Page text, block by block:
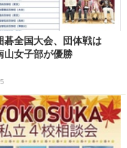
碁全国大会、団体戦は
山女子部が優勝